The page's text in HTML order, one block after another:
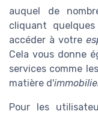
auquel de
cliquant
accéder à votre
Cela vous donne
services comme les
matière d'
Pour les